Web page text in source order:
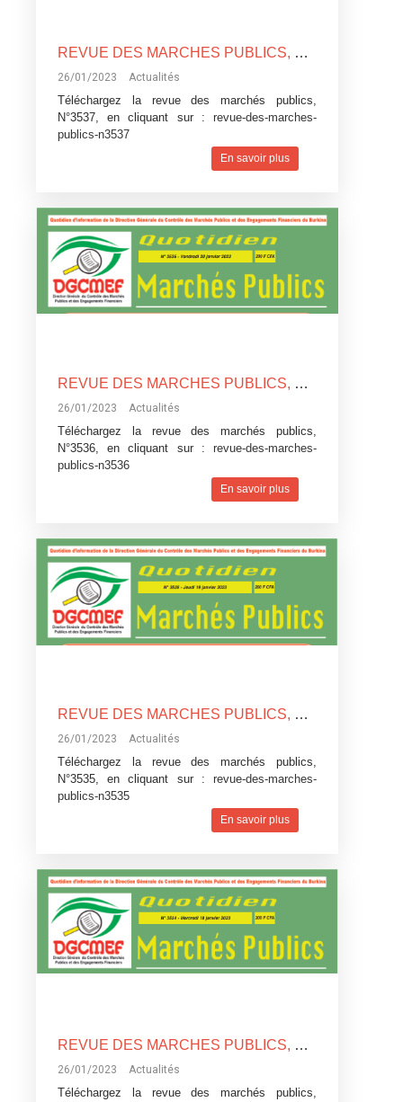
REVUE DES MARCHES PUBLICS, N°3537
26/01/2023 Actualités
Téléchargez la revue des marchés publics,
N°3537, en cliquant sur : revue-des-marches-
publics-n3537
En savoir plus
REVUE DES MARCHES PUBLICS, N°3536
26/01/2023 Actualités
Téléchargez la revue des marchés publics,
N°3536, en cliquant sur : revue-des-marches-
publics-n3536
En savoir plus
REVUE DES MARCHES PUBLICS, N°3535
26/01/2023 Actualités
Téléchargez la revue des marchés publics,
N°3535, en cliquant sur : revue-des-marches-
publics-n3535
En savoir plus
REVUE DES MARCHES PUBLICS, N°3534
26/01/2023 Actualités
Téléchargez la revue des marchés publics,